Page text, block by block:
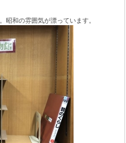
昭和の雰囲気が漂っています。